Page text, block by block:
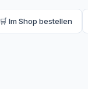
🛒 Im Shop bestellen